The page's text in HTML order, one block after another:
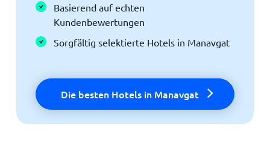
Basierend auf echten
Kundenbewertungen
Sorgfältig selektierte Hotels in Manavgat
Die besten Hotels in Manavgat